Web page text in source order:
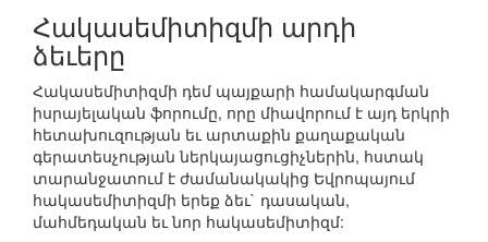
Հակասեմիտիզմի արդի
ձեւերը
Հակասեմիտիզմի դեմ պայքարի համակարգման
իսրայելական ֆորումը, որը միավորում է այդ երկրի
հետախուզության եւ արտաքին քաղաքական
գերատեսչության ներկայացուցիչներին, հստակ
տարանջատում է ժամանակակից Եվրոպայում
հակասեմիտիզմի երեք ձեւ` դասական,
մահմեդական եւ նոր հակասեմիտիզմ: